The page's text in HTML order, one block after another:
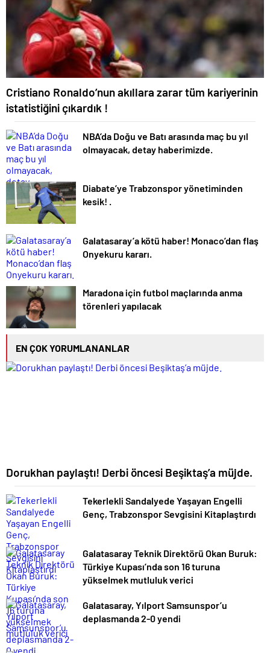
Cristiano Ronaldo’nun akıllara zarar tüm kariyerinin
istatistiğini çıkardık !
NBA’da Doğu ve Batı arasında maç bu yıl
olmayacak, detay haberimizde.
Diabate’ye Trabzonspor yönetiminden
kesik! .
Galatasaray’a kötü haber! Monaco’dan flaş
Onyekuru kararı.
Maradona için futbol maçlarında anma
törenleri yapılacak
EN ÇOK YORUMLANANLAR
Dorukhan paylaştı! Derbi öncesi Beşiktaş’a müjde.
Tekerlekli Sandalyede Yaşayan Engelli
Genç, Trabzonspor Sevgisini Kitaplaştırdı
Galatasaray Teknik Direktörü Okan Buruk:
Türkiye Kupası’nda son 16 turuna
yükselmek mutluluk verici
Galatasaray, Yılport Samsunspor’u
deplasmanda 2-0 yendi